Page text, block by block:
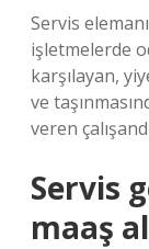
Servis
işletmelerde
karşılayan,
ve
veren
Servis
maaş